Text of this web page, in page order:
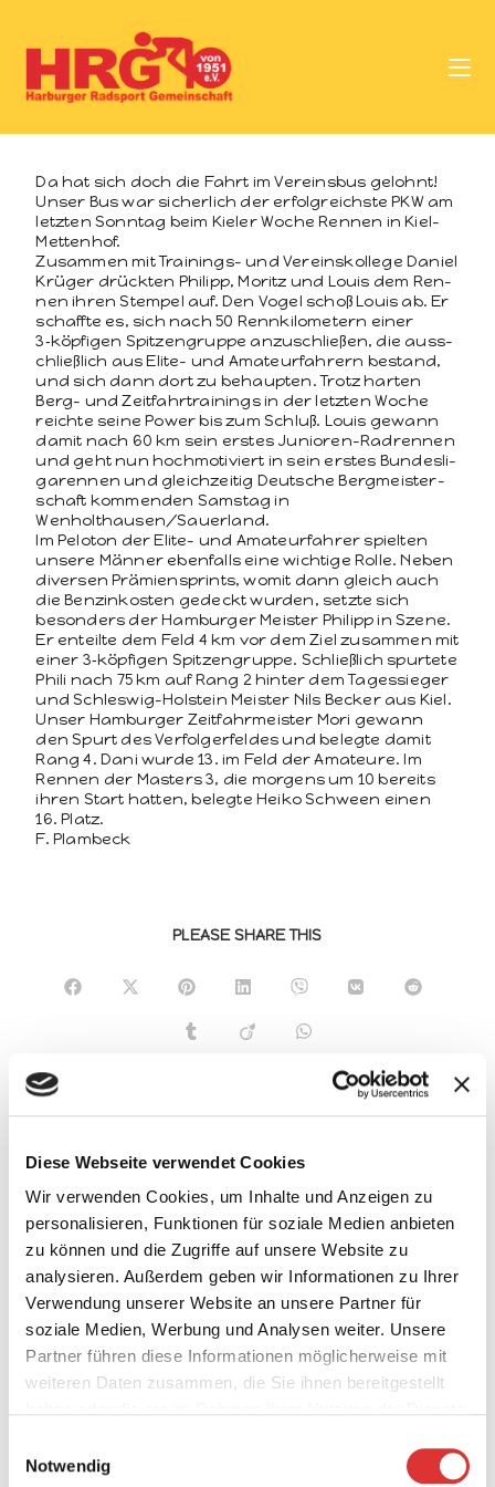
Diese Webseite verwendet Cookies
Wir verwenden Cookies, um Inhalte und Anzeigen zu
personalisieren, Funktionen für soziale Medien anbieten
zu können und die Zugriffe auf unsere Website zu
analysieren. Außerdem geben wir Informationen zu Ihrer
Verwendung unserer Website an unsere Partner für
soziale Medien, Werbung und Analysen weiter. Unsere
Partner führen diese Informationen möglicherweise mit
weiteren Daten zusammen, die Sie ihnen bereitgestellt
Notwendig
Da hat sich doch die Fahrt im Vere­ins­bus gelohnt!
Unser Bus war sicher­lich der erfol­gre­ich­ste PKW am
let­zten Son­ntag beim Kiel­er Woche Ren­nen in Kiel-
Mettenhof.
Zusam­men mit Train­ings- und Vere­in­skol­lege Daniel
Krüger drück­ten Philipp, Moritz und Louis dem Ren­
nen ihren Stem­pel auf. Den Vogel schoß Louis ab. Er
schaffte es, sich nach 50 Rennkilo­me­tern ein­er
3‑köpfigen Spitzen­gruppe anzuschließen, die auss­
chließlich aus Elite- und Ama­teur­fahrern bestand,
und sich dann dort zu behaupten. Trotz harten
Berg- und Zeit­fahrtrain­ings in der let­zten Woche
reichte seine Pow­er bis zum Schluß. Louis gewann
damit nach 60 km sein erstes Junioren-Radren­nen
und geht nun hochmo­tiviert in sein erstes Bun­desli­
garen­nen und gle­ichzeit­ig Deutsche Bergmeis­ter­
schaft kom­menden Sam­stag in
Wenholthausen/Sauerland.
Im Pelo­ton der Elite- und Ama­teur­fahrer spiel­ten
unsere Män­ner eben­falls eine wichtige Rolle. Neben
diversen Prämien­sprints, wom­it dann gle­ich auch
die Ben­zinkosten gedeckt wur­den, set­zte sich
beson­ders der Ham­burg­er Meis­ter Philipp in Szene.
Er enteilte dem Feld 4 km vor dem Ziel zusam­men mit
ein­er 3‑köpfigen Spitzen­gruppe. Schließlich spurtete
Phili nach 75 km auf Rang 2 hin­ter dem Tagessieger
und Schleswig-Hol­stein Meis­ter Nils Beck­er aus Kiel.
Unser Ham­burg­er Zeit­fahrmeis­ter Mori gewann
den Spurt des Ver­fol­ger­feldes und belegte damit
Rang 4. Dani wurde 13. im Feld der Ama­teure. Im
Ren­nen der Mas­ters 3, die mor­gens um 10 bere­its
ihren Start hat­ten, belegte Heiko Schween einen
16. Platz.
F. Plam­beck
PLEASE SHARE THIS
Neueste Beiträge
Bustouren
Abgesagt: Abnahme Deutsches Radsportabzeichen
Erfolgreiche RTF — Jubiläum mit frischen Ideen
Harburger RG Newsletter März 2026
Trainingslager der Harburger RG von 1951 auf Mallorca
Aktuelles